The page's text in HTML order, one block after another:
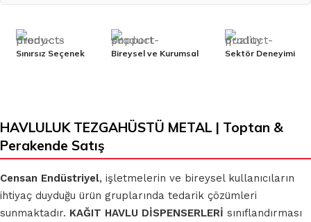
Sınırsız Seçenek Bireysel ve Kurumsal Sektör Deneyimi
HAVLULUK TEZGAHÜSTÜ METAL | Toptan &
Perakende Satış
Censan Endüstriyel, işletmelerin ve bireysel kullanıcıların
ihtiyaç duyduğu ürün gruplarında tedarik çözümleri
sunmaktadır. KAĞIT HAVLU DİSPENSERLERİ sınıflandırması